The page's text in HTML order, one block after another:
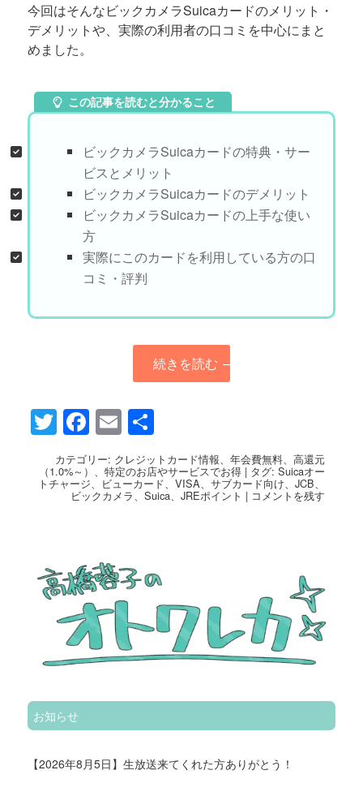
今回はそんなビックカメラSuicaカードのメリット・
デメリットや、実際の利用者の口コミを中心にまと
めました。
この記事を読むと分かること
ビックカメラSuicaカードの特典・サー
ビスとメリット
ビックカメラSuicaカードのデメリット
ビックカメラSuicaカードの上手な使い
方
実際にこのカードを利用している方の口
コミ・評判
続きを読む →
Twitter
Facebook
Email
有
カテゴリー: クレジットカード情報、年会費無料、高還元
（1.0%～） 、特定のお店やサービスでお得 | タグ: Suicaオー
トチャージ、 ビューカード、VISA、サブカード向け、JCB、
ビックカメラ、Suica、JREポイント | コメントを残す
お知らせ
【2026年8月5日】生放送来てくれた方ありがとう！